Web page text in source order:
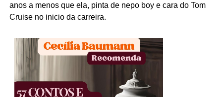
anos a menos que ela, pinta de nepo boy e cara do Tom
Cruise no inicio da carreira.